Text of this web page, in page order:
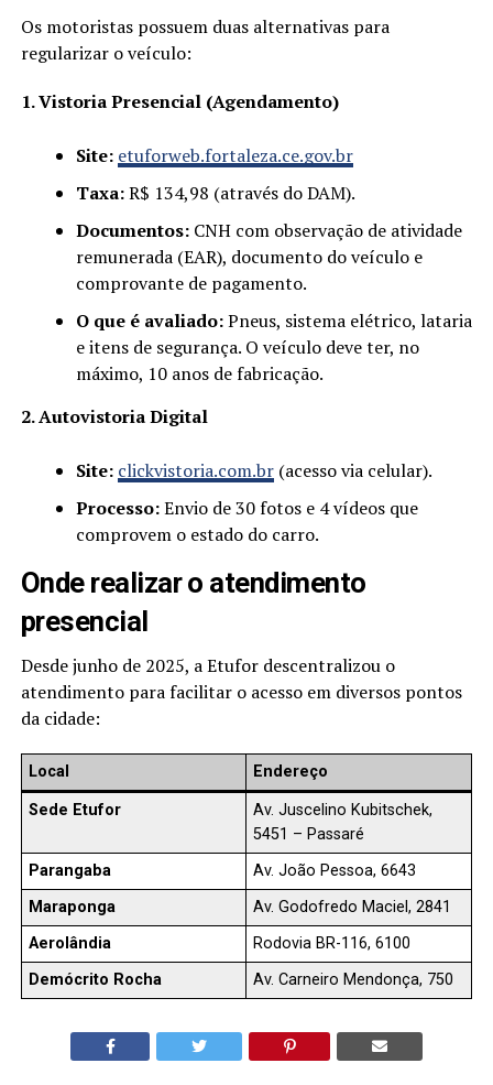
Os motoristas possuem duas alternativas para
regularizar o veículo:
1. Vistoria Presencial (Agendamento)
Site: etuforweb.fortaleza.ce.gov.br
Taxa:R$ 134,98 (através do DAM).
Documentos:CNH com observação de atividade
remunerada (EAR), documento do veículo e
comprovante de pagamento.
O que é avaliado:Pneus, sistema elétrico, lataria
e itens de segurança. O veículo deve ter, no
máximo, 10 anos de fabricação.
2. Autovistoria Digital
Site: clickvistoria.com.br(acesso via celular).
Processo:Envio de 30 fotos e 4 vídeos que
comprovem o estado do carro.
Onde realizar o atendimento
presencial
Desde junho de 2025, a Etufor descentralizou o
atendimento para facilitar o acesso em diversos pontos
da cidade:
Local Endereço
Sede Etufor
Av. Juscelino Kubitschek,
5451 – Passaré
Parangaba
Av. João Pessoa, 6643
Maraponga
Av. Godofredo Maciel, 2841
Aerolândia
Rodovia BR-116, 6100
Demócrito Rocha
Av. Carneiro Mendonça, 750